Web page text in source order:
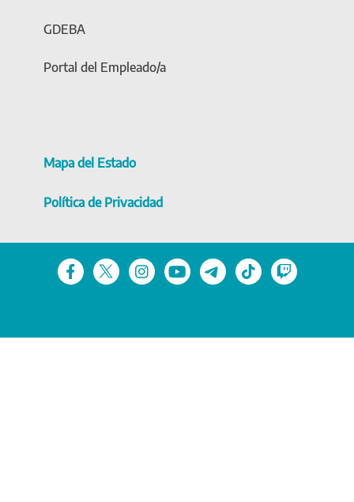
GDEBA
Portal del Empleado/a
Mapa del Estado
Política de Privacidad